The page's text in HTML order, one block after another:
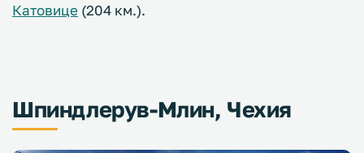
Катовице (204 км.).
Шпиндлерув-Млин, Чехия